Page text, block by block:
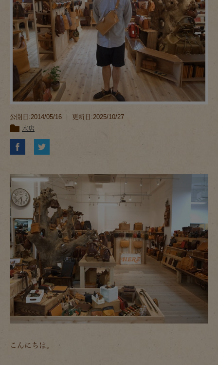
公開日:2014/05/16 ｜ 更新日:2025/10/27
本店
こんにちは。